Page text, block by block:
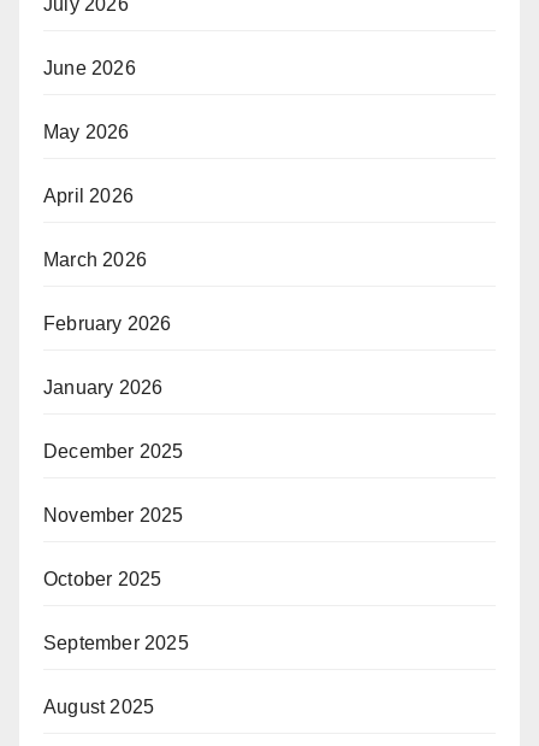
June 2026
May 2026
April 2026
March 2026
February 2026
January 2026
December 2025
November 2025
October 2025
September 2025
August 2025